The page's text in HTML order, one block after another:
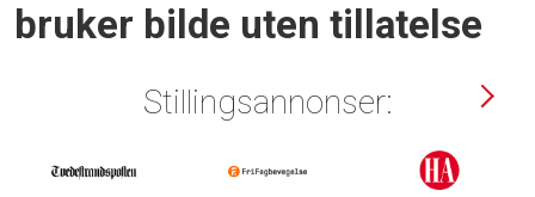
bruker bilde uten tillatelse
Stillingsannonser: